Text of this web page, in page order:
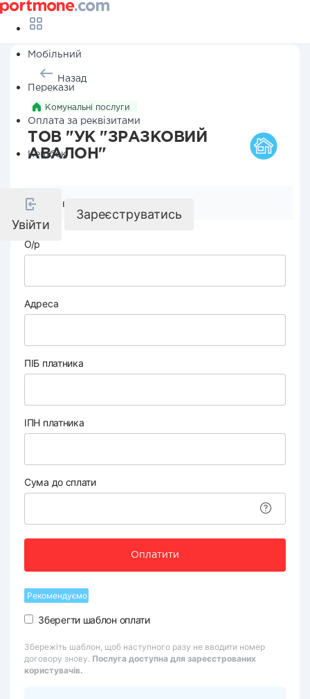
Мобільний
Перекази
Оплата за реквізитами
Кешбек
Увійти
Зареєструватись
Назад
Комунальні послуги
ТОВ "УК "ЗРАЗКОВИЙ
АВАЛОН"
Реквізити компанії
О/р
Адреса
ПІБ платника
ІПН платника
Сума до сплати
Оплатити
Рекомендуємо
Зберегти шаблон оплати
Збережіть шаблон, щоб наступного разу не вводити номер
договору знову. Послуга доступна для зареєстрованих
користувачів.